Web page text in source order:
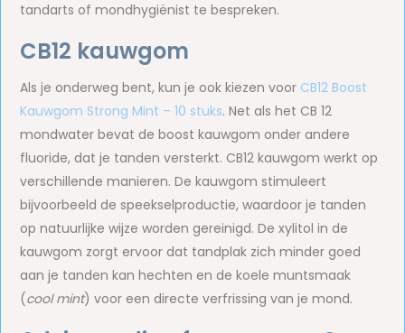
tandarts of mondhygiënist te bespreken.
CB12 kauwgom
Als je onderweg bent, kun je ook kiezen voor CB12 Boost
Kauwgom Strong Mint – 10 stuks. Net als het CB 12
mondwater bevat de boost kauwgom onder andere
fluoride, dat je tanden versterkt. CB12 kauwgom werkt op
verschillende manieren. De kauwgom stimuleert
bijvoorbeeld de speekselproductie, waardoor je tanden
op natuurlijke wijze worden gereinigd. De xylitol in de
kauwgom zorgt ervoor dat tandplak zich minder goed
aan je tanden kan hechten en de koele muntsmaak
(cool mint) voor een directe verfrissing van je mond.